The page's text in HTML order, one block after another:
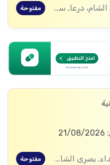
بصرى الشام، درعا, سعسع، ريف دمشق, المسيفرة، درعا, قدسيا، ريف دمشق, قطنا، ريف دمشق, مضايا، ريف دمشق, الجيزة، درعا, الديماس، ريف دمشق, سرغايا، ريف دمشق, بيت جن، ريف دمشق, عين الفيجة، ريف دمشق, خربة غزالة، درعا, عش الشجرة، درعا, داعل، درعا, المزيريب، درعا مفتوحة
السويداء, بصرى الشام، درعا, سعسع، ريف دمشق, المسيفرة، درعا, قدسيا، ريف دمشق, قطنا، ريف دمشق, مضايا، ريف دمشق, المزرعة، السويداء, الجيزة، درعا, الديماس، ريف دمشق, سرغايا، ريف دمشق, بيت جن، ريف دمشق, عين الفيجة، ريف دمشق, خربة غزالة، درعا, عش الشجرة، درعا, داعل، درعا, المزيريب، درعا, كوم الباشا، القنيطرة, جباتا الخشب، القنيطرة, ممتنة، القنيطرة, نبع الصخر، القنيطرة, خان أرنبة، القنيطرة, مشناف، السويداء مفتوحة